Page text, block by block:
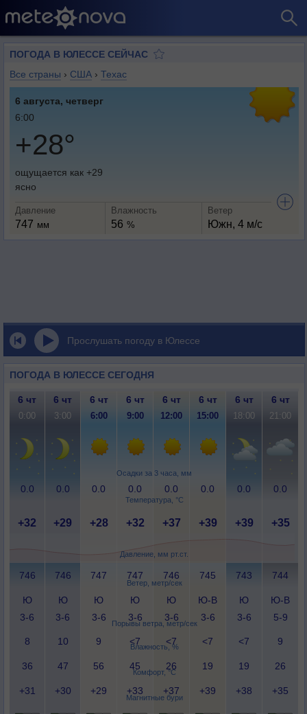
ПОГОДА В ЮЛЕССЕ СЕЙЧАС
Все страны › США › Техас
6 августа, четверг
6:00
+28°
ощущается как +29
ясно
Давление
747 мм
Влажность
56 %
Ветер
Южн, 4 м/с
Прослушать погоду в Юлессе
ПОГОДА В ЮЛЕССЕ СЕГОДНЯ
Осадки за 3 часа, мм
Температура, °C
Давление, мм рт.ст.
Ветер, метр/сек
Порывы ветра, метр/сек
Влажность, %
Комфорт, °C
Магнитные бури
6 чт 6 чт 6 чт 6 чт 6 чт 6 чт 6 чт 6 чт
0:00 3:00 6:00 9:00 12:00 15:00 18:00 21:00
0.0 0.0 0.0 0.0 0.0 0.0 0.0 0.0
+32 +29 +28 +32 +37 +39 +39 +35
746 746 747 747 746 745 743 744
Ю
3-6
Ю
3-6
Ю
3-6
Ю
3-6
Ю
3-6
Ю-В
3-6
Ю
3-6
Ю-В
5-9
8 10 9 <7 <7 <7 <7 9
36 47 56 45 26 19 19 26
+31 +30 +29 +33 +37 +39 +38 +35